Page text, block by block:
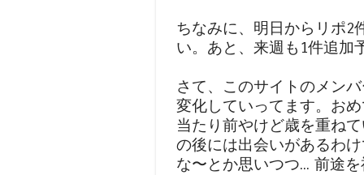
ちなみに、明日からリポ2
い。あと、来週も1件追加
さて、このサイトのメン
変化していってます。お
当たり前やけど歳を重ね
の後には出会いがあるわ
な〜とか思いつつ... 前途